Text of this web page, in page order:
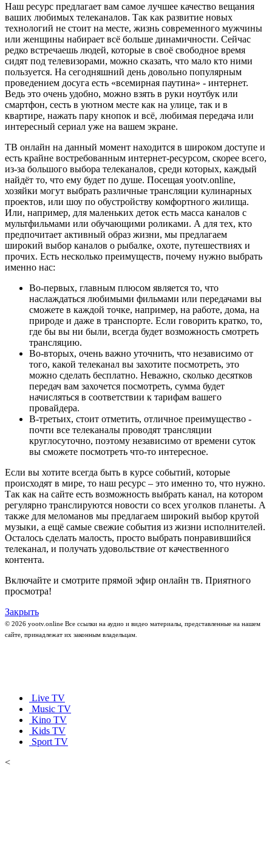
Наш ресурс предлагает вам самое лучшее качество вещания
ваших любимых телеканалов. Так как развитие новых
технологий не стоит на месте, жизнь современного мужчины
или женщины набирает всё больше динамичности. Сейчас
редко встречаешь людей, которые в своё свободное время
сидят под телевизорами, можно сказать, что мало кто ними
пользуется. На сегодняшний день довольно популярным
проведением досуга есть «всемирная паутина» - интернет.
Ведь это очень удобно, можно взять в руки ноутбук или
смартфон, сесть в уютном месте как на улице, так и в
квартире, нажать пару кнопок и всё, любимая передача или
интересный сериал уже на вашем экране.
ТВ онлайн на данный момент находится в широком доступе и
есть крайне востребованным интернет-ресурсом, скорее всего,
из-за большого выбора телеканалов, среди которых, каждый
найдёт то, что ему будет по душе. Посещая yootv.online,
хозяйки могут выбрать различные трансляции кулинарных
проектов, или шоу по обустройству комфортного жилища.
Или, например, для маленьких деток есть масса каналов с
мультфильмами или обучающими роликами. А для тех, кто
предпочитает активный образ жизни, мы предлагаем
широкий выбор каналов о рыбалке, охоте, путешествиях и
прочих. Есть несколько преимуществ, почему нужно выбрать
именно нас:
Во-первых, главным плюсом является то, что
наслаждаться любимыми фильмами или передачами вы
сможете в каждой точке, например, на работе, дома, на
природе и даже в транспорте. Если говорить кратко, то,
где бы вы ни были, всегда будет возможность смотреть
трансляцию.
Во-вторых, очень важно уточнить, что независимо от
того, какой телеканал вы захотите посмотреть, это
можно сделать бесплатно. Неважно, сколько десятков
передач вам захочется посмотреть, сумма будет
начисляться в соответствии к тарифам вашего
провайдера.
В-третьих, стоит отметить, отличное преимущество -
почти все телеканалы проводят трансляции
круглосуточно, поэтому независимо от времени суток
вы сможете посмотреть что-то интересное.
Если вы хотите всегда быть в курсе событий, которые
происходят в мире, то наш ресурс – это именно то, что нужно.
Так как на сайте есть возможность выбрать канал, на котором
регулярно транслируются новости со всех уголков планеты. А
также для меломанов мы предлагаем широкий выбор крутой
музыки, а ещё самые свежие события из жизни исполнителей.
Осталось сделать малость, просто выбрать понравившийся
телеканал, и получать удовольствие от качественного
контента.
Включайте и смотрите прямой эфир онлайн тв. Приятного
просмотра!
Закрыть
© 2026 yootv.online Все ссылки на аудио и видео материалы, представленные на нашем
сайте, принадлежат их законным владельцам.
Live TV
Music TV
Kino TV
Kids TV
Sport TV
<